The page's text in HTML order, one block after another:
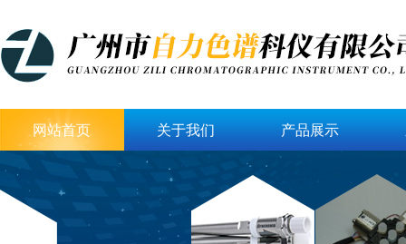
网站首页 关于我们 产品展示